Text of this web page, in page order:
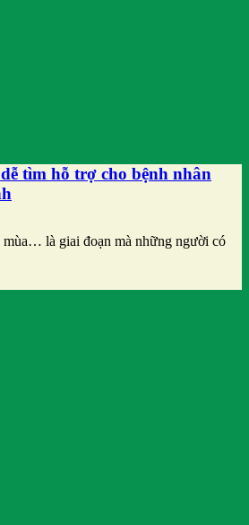
tìm hỗ trợ cho bệnh nhân
là giai đoạn mà những người có